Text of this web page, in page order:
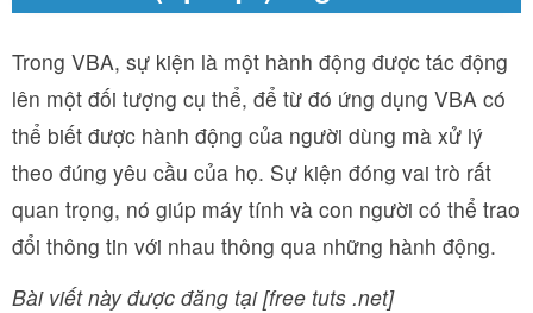
Trong VBA, sự kiện là một hành động được tác động
lên một đối tượng cụ thể, để từ đó ứng dụng VBA có
thể biết được hành động của người dùng mà xử lý
theo đúng yêu cầu của họ. Sự kiện đóng vai trò rất
quan trọng, nó giúp máy tính và con người có thể trao
đổi thông tin với nhau thông qua những hành động.
Bài viết này được đăng tại [free tuts .net]